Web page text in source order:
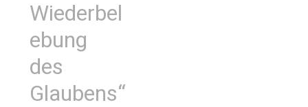
Wiederbel
ebung
des
Glaubens“